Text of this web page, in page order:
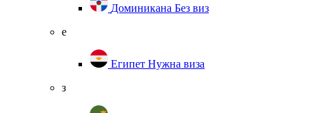
Доминикана Без виз
е
Египет Нужна виза
з